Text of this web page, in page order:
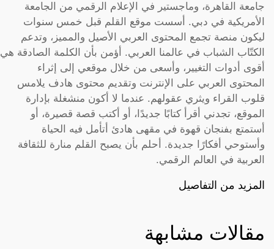
جامعة القاهرة، وماجستير في الإعلام الرقمي من الجامعة
الأمريكية في دبي. أسست موقع القلم قبل خمس سنوات
ليكون منصة تجمع المحتوى العربي الأصيل والمميز، وتدعم
الكتّاب الشباب في عالمنا العربي. أؤمن بأن الكلمة الصادقة هي
أقوى أدوات التغيير، وأسعى من خلال موقعي إلى إثراء
المحتوى العربي على الإنترنت وتقديم محتوى هادف يلامس
قلوب القراء ويثري عقولهم. عندما لا أكون منشغلة بإدارة
الموقع، تجدني أقرأ كتابًا جديدًا، أو أكتب قصة قصيرة، أو
أستمتع بفنجان قهوة في مقهى هادئ أتأمل فيه الحياة
وأستوحي أفكارًا جديدة. أحلم بأن يصبح القلم منارة للثقافة
العربية في العالم الرقمي.
المزيد من التفاصيل
مقالات مشابهة